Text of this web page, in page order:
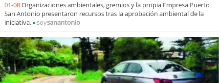
01-08Organizaciones ambientales, gremios y la propia Empresa Puerto
San Antonio presentaron recursos tras la aprobación ambiental de la
iniciativa.
soysanantonio